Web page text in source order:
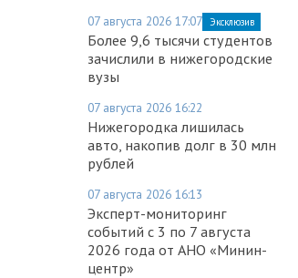
07 августа 2026 17:07 Эксклюзив
Более 9,6 тысячи студентов
зачислили в нижегородские
вузы
07 августа 2026 16:22
Нижегородка лишилась
авто, накопив долг в 30 млн
рублей
07 августа 2026 16:13
Эксперт-мониторинг
событий с 3 по 7 августа
2026 года от АНО «Минин-
центр»